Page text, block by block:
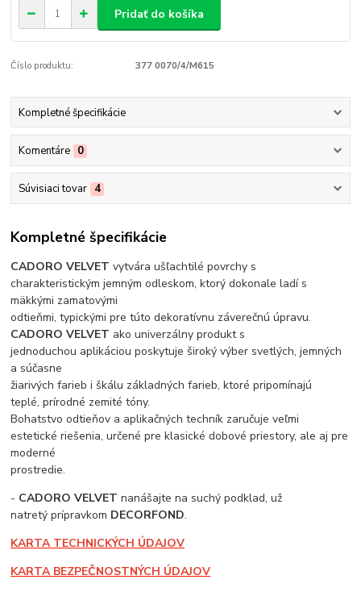
Pridať do košíka
Číslo produktu: 377 0070/4/M615
Kompletné špecifikácie
Komentáre 0
Súvisiaci tovar 4
Kompletné špecifikácie
CADORO VELVET vytvára ušľachtilé povrchy s
charakteristickým jemným odleskom, ktorý dokonale ladí s
mäkkými zamatovými
odtieňmi, typickými pre túto dekoratívnu záverečnú úpravu.
CADORO VELVET ako univerzálny produkt s
jednoduchou aplikáciou poskytuje široký výber svetlých, jemných
a súčasne
žiarivých farieb i škálu základných farieb, ktoré pripomínajú
teplé, prírodné zemité tóny.
Bohatstvo odtieňov a aplikačných techník zaručuje veľmi
estetické riešenia, určené pre klasické dobové priestory, ale aj pre
moderné
prostredie.
- CADORO VELVET nanášajte na suchý podklad, už
natretý prípravkom DECORFOND.
KARTA TECHNICKÝCH ÚDAJOV
KARTA BEZPEČNOSTNÝCH ÚDAJOV